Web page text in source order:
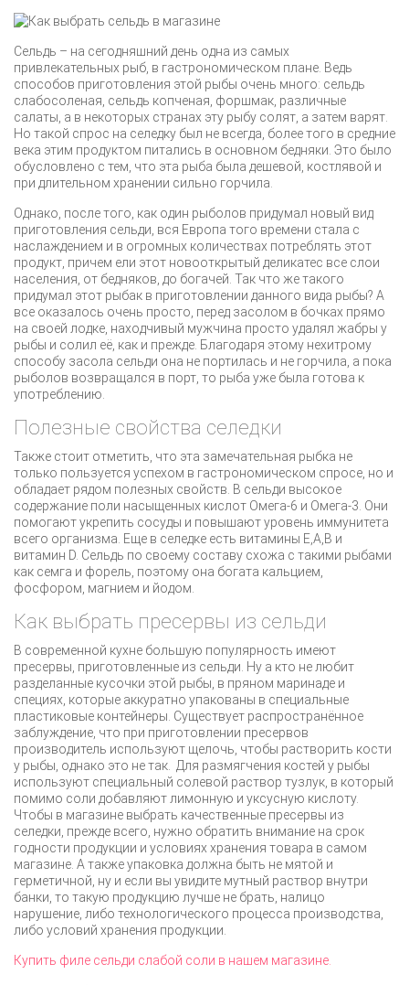
Сельдь – на сегодняшний день одна из самых
привлекательных рыб, в гастрономическом плане. Ведь
способов приготовления этой рыбы очень много: сельдь
слабосоленая, сельдь копченая, форшмак, различные
салаты, а в некоторых странах эту рыбу солят, а затем варят.
Но такой спрос на селедку был не всегда, более того в средние
века этим продуктом питались в основном бедняки. Это было
обусловлено с тем, что эта рыба была дешевой, костлявой и
при длительном хранении сильно горчила.
Однако, после того, как один рыболов придумал новый вид
приготовления сельди, вся Европа того времени стала с
наслаждением и в огромных количествах потреблять этот
продукт, причем ели этот новооткрытый деликатес все слои
населения, от бедняков, до богачей. Так что же такого
придумал этот рыбак в приготовлении данного вида рыбы? А
все оказалось очень просто, перед засолом в бочках прямо
на своей лодке, находчивый мужчина просто удалял жабры у
рыбы и солил её, как и прежде. Благодаря этому нехитрому
способу засола сельди она не портилась и не горчила, а пока
рыболов возвращался в порт, то рыба уже была готова к
употреблению.
Полезные свойства селедки
Также стоит отметить, что эта замечательная рыбка не
только пользуется успехом в гастрономическом спросе, но и
обладает рядом полезных свойств. В сельди высокое
содержание поли насыщенных кислот Омега-6 и Омега-3. Они
помогают укрепить сосуды и повышают уровень иммунитета
всего организма. Еще в селедке есть витамины Е,А,В и
витамин D. Сельдь по своему составу схожа с такими рыбами
как семга и форель, поэтому она богата кальцием,
фосфором, магнием и йодом.
Как выбрать пресервы из сельди
В современной кухне большую популярность имеют
пресервы, приготовленные из сельди. Ну а кто не любит
разделанные кусочки этой рыбы, в пряном маринаде и
специях, которые аккуратно упакованы в специальные
пластиковые контейнеры. Существует распространённое
заблуждение, что при приготовлении пресервов
производитель используют щелочь, чтобы растворить кости
у рыбы, однако это не так. Для размягчения костей у рыбы
используют специальный солевой раствор тузлук, в который
помимо соли добавляют лимонную и уксусную кислоту.
Чтобы в магазине выбрать качественные пресервы из
селедки, прежде всего, нужно обратить внимание на срок
годности продукции и условиях хранения товара в самом
магазине. А также упаковка должна быть не мятой и
герметичной, ну и если вы увидите мутный раствор внутри
банки, то такую продукцию лучше не брать, налицо
нарушение, либо технологического процесса производства,
либо условий хранения продукции.
Купить филе сельди слабой соли в нашем магазине.